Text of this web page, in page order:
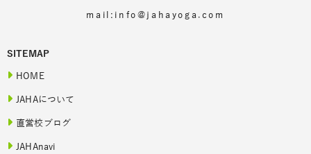
mail:info@jahayoga.com
SITEMAP
HOME
JAHAについて
直営校ブログ
JAHAnavi